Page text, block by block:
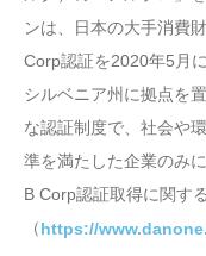
ンは、日本の大手消費
Corp認証を2020年5月
シルベニア州に拠点を
な認証制度で、社会や
準を満たした企業のみ
B Corp認証取得に関す
（ https://